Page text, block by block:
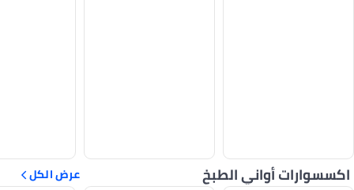
اكسسوارات أواني الطبخ عرض الكل